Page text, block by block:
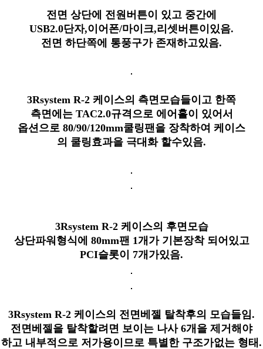
전면 상단에 전원버튼이 있고 중간에
USB2.0단자,이어폰/마이크,리셋버튼이있음.
전면 하단쪽에 통풍구가 존재하고있음.
3Rsystem R-2 케이스의 측면모습들이고 한쪽
측면에는 TAC2.0규격으로 에어홀이 있어서
옵션으로 80/90/120mm쿨링팬을 장착하여 케이스
의 쿨링효과을 극대화 할수있음.
3Rsystem R-2 케이스의 후면모습
상단파워형식에 80mm팬 1개가 기본장착 되어있고
PCI슬롯이 7개가있음.
3Rsystem R-2 케이스의 전면베젤 탈착후의 모습들임.
전면베젤을 탈착할려면 보이는 나사 6개을 제거해야
하고 내부적으로 저가용이므로 특별한 구조가없는 형태.